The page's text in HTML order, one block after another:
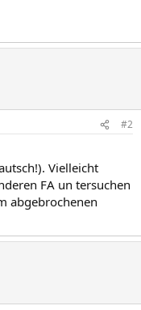
#2
Vielleicht
FA un tersuchen
abgebrochenen